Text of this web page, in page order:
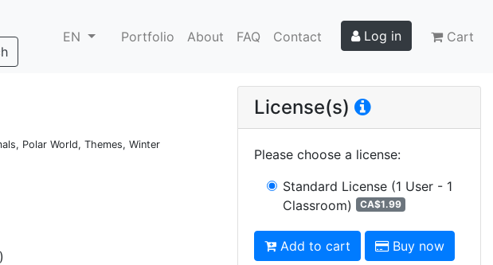
EN Portfolio About FAQ Contact Log in Cart
Polar World, Themes, Winter
License(s)
Please choose a license:
Standard License (1 User - 1
Classroom)
CA$1.99
Add to cart Buy now